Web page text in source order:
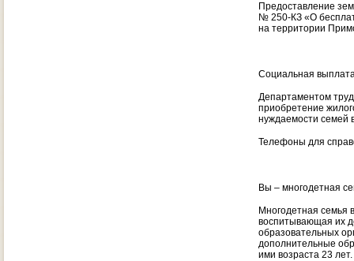
Предоставление
№ 250-КЗ «О
на территории
Социальная
Департаментом
приобретение
нуждаемости семей
Телефоны для
Вы – многодетная
Многодетная семья
воспитывающая их
образовательных
дополнительные
ими возраста 23 лет.